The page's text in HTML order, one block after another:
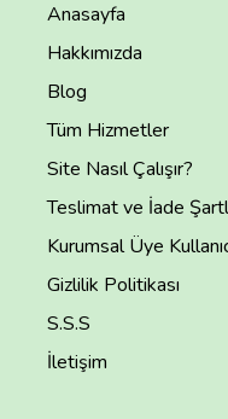
Anasayfa
Hakkımızda
Blog
Tüm Hizmetler
Site Nasıl Çalışır?
Teslimat ve İade
Kurumsal Üye
Gizlilik Politikası
S.S.S
İletişim